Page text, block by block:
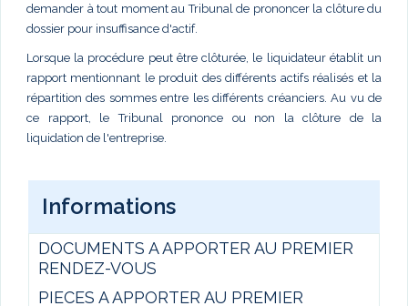
demander à tout moment au Tribunal de prononcer la clôture du
dossier pour insuffisance d'actif.
Lorsque la procédure peut être clôturée, le liquidateur établit un
rapport mentionnant le produit des différents actifs réalisés et la
répartition des sommes entre les différents créanciers. Au vu de
ce rapport, le Tribunal prononce ou non la clôture de la
liquidation de l'entreprise.
Informations
DOCUMENTS A APPORTER AU PREMIER
RENDEZ-VOUS
PIECES A APPORTER AU PREMIER